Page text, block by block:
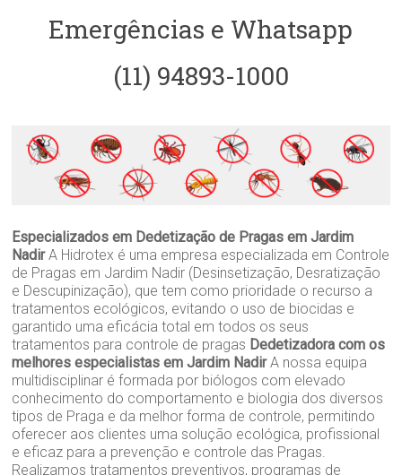
Emergências e Whatsapp
(11) 94893-1000
Especializados em Dedetização de Pragas em Jardim
NadirA Hidrotex é uma empresa especializada em Controle
de Pragas em Jardim Nadir (Desinsetização, Desratização
e Descupinização), que tem como prioridade o recurso a
tratamentos ecológicos, evitando o uso de biocidas e
garantido uma eficácia total em todos os seus
tratamentos para controle de pragas Dedetizadora com os
melhores especialistas em Jardim NadirA nossa equipa
multidisciplinar é formada por biólogos com elevado
conhecimento do comportamento e biologia dos diversos
tipos de Praga e da melhor forma de controle, permitindo
oferecer aos clientes uma solução ecológica, profissional
e eficaz para a prevenção e controle das Pragas.
Realizamos tratamentos preventivos, programas de